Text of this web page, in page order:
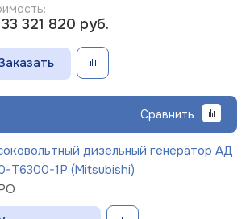
321 820 руб.
Сравнить
дизельный генератор АД
Т6300-1Р (Mitsubishi)